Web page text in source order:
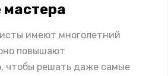
имеют многолетний
повышают
чтобы решать даже самые